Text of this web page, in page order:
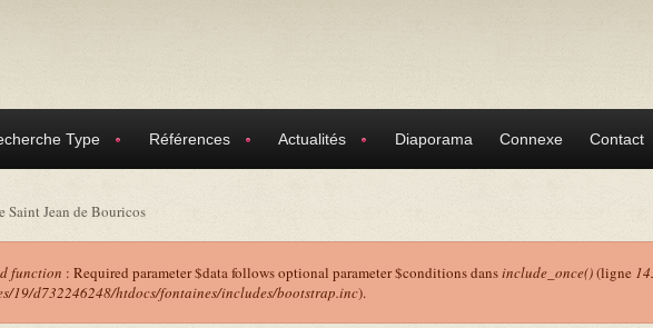
Type Références Actualités Diaporama Connexe Contact
Saint Jean de Bouricos
d'erreur
function : Required parameter $data follows optional parameter $conditions dansinclude_once()(ligne
19/d732246248/htdocs/fontaines/includes/bootstrap.inc).